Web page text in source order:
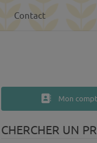
Contact
Mon
CHERCHER UN